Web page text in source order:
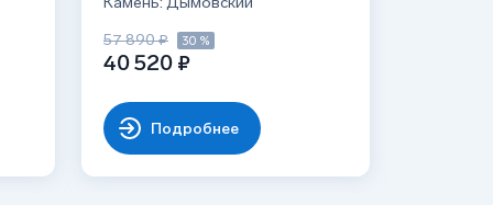
57 890 ₽
30 %
40 520 ₽
Подробнее